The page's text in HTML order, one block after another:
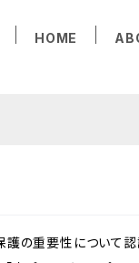
HOME
の重要性について認